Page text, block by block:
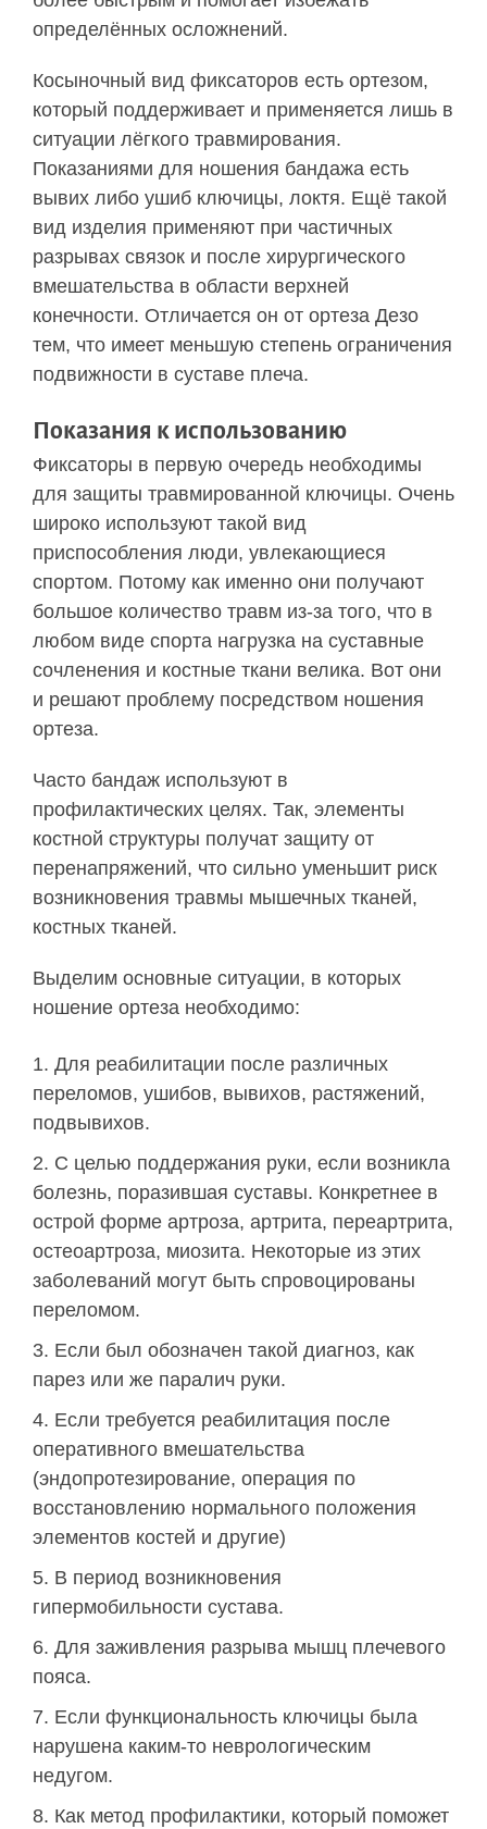
определённых осложнений.
Косыночный вид фиксаторов есть ортезом,
который поддерживает и применяется лишь в
ситуации лёгкого травмирования.
Показаниями для ношения бандажа есть
вывих либо ушиб ключицы, локтя. Ещё такой
вид изделия применяют при частичных
разрывах связок и после хирургического
вмешательства в области верхней
конечности. Отличается он от ортеза Дезо
тем, что имеет меньшую степень ограничения
подвижности в суставе плеча.
Показания к использованию
Фиксаторы в первую очередь необходимы
для защиты травмированной ключицы. Очень
широко используют такой вид
приспособления люди, увлекающиеся
спортом. Потому как именно они получают
большое количество травм из-за того, что в
любом виде спорта нагрузка на суставные
сочленения и костные ткани велика. Вот они
и решают проблему посредством ношения
ортеза.
Часто бандаж используют в
профилактических целях. Так, элементы
костной структуры получат защиту от
перенапряжений, что сильно уменьшит риск
возникновения травмы мышечных тканей,
костных тканей.
Выделим основные ситуации, в которых
ношение ортеза необходимо:
Для реабилитации после различных
переломов, ушибов, вывихов, растяжений,
подвывихов.
С целью поддержания руки, если возникла
болезнь, поразившая суставы. Конкретнее в
острой форме артроза, артрита, переартрита,
остеоартроза, миозита. Некоторые из этих
заболеваний могут быть спровоцированы
переломом.
Если был обозначен такой диагноз, как
парез или же паралич руки.
Если требуется реабилитация после
оперативного вмешательства
(эндопротезирование, операция по
восстановлению нормального положения
элементов костей и другие)
В период возникновения
гипермобильности сустава.
Для заживления разрыва мышц плечевого
пояса.
Если функциональность ключицы была
нарушена каким-то неврологическим
недугом.
Как метод профилактики, который поможет